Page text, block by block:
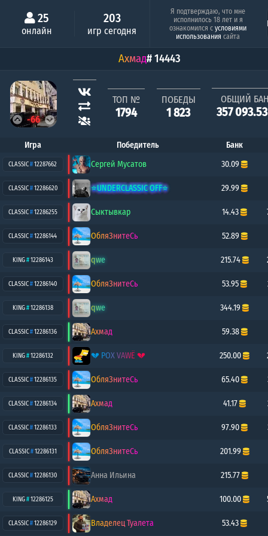
25
онлайн
203
игр сегодня
Минимальный шанс
Алёша Попович
0.26%
Я подтверждаю, что мне
исполнилось 18 лет и я
ознакомился сусловиями
использования сайта
Ахмад# 14443
-66
ТОП №
1794
ПОБЕДЫ
1 823
ОБЩИЙ
357
Игра Победитель Банк
CLASSIC#12287662 Сергей Мусатов 30.09
CLASSIC#12286620 ⭐UNDERCLASSIC OFF⭐ 29.99
CLASSIC#12286255 Сыктывкар 14.43
CLASSIC#12286144 ОбляЗнитеСь 52.89
KING#12286143 qwe 215.74
CLASSIC#12286140 ОбляЗнитеСь 53.95
KING#12286138 qwe 344.19
CLASSIC#12286136 Ахмад 59.38
KING#12286132 💔 POX VAWË 💔 250.00
CLASSIC#12286135 ОбляЗнитеСь 65.40
CLASSIC#12286134 Ахмад 41.17
CLASSIC#12286133 ОбляЗнитеСь 97.90
CLASSIC#12286131 ОбляЗнитеСь 201.99
CLASSIC#12286130 Анна Ильина 215.77
KING#12286125 Ахмад 100.00
CLASSIC#12286129 Владелец Туалета 53.43